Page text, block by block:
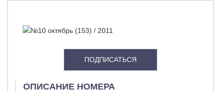
ПОДПИСАТЬСЯ
ОПИСАНИЕ НОМЕРА